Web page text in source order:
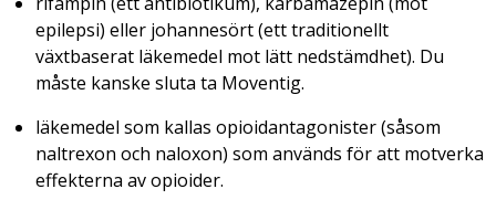
epilepsi) eller johannesört (ett traditionellt
växtbaserat läkemedel mot lätt nedstämdhet). Du
måste kanske sluta ta Moventig.
läkemedel som kallas opioidantagonister (såsom
naltrexon och naloxon) som används för att motverka
effekterna av opioider.